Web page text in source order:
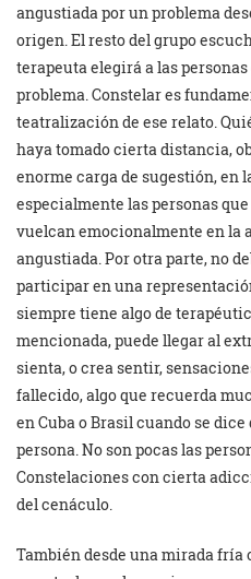
angustiada por un problema
origen. El resto del grupo
terapeuta elegirá a las
problema. Constelar es
teatralización de ese relato.
haya tomado cierta distancia,
enorme carga de sugestión, en
especialmente las personas
vuelcan emocionalmente en la
angustiada. Por otra parte, no
participar en una
siempre tiene algo de
mencionada, puede llegar al
sienta, o crea sentir,
fallecido, algo que recuerda
en Cuba o Brasil cuando se
persona. No son pocas las
Constelaciones con cierta
del cenáculo.
También desde una mirada fría